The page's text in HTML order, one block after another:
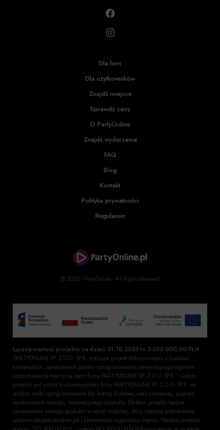
© 2026 - PartyOnline - All Rights reserved
Dla firm
Dla użytkowników
Znajdź miejsce
Sprawdź ceny
O PartyOnline
Znajdź wydarzenia
FAQ
Blog
Kontakt
Polityka prywatności
Regulamin
Łączna wartość projektu na dzień 31.10.2023 to 3 200 000,00 PLN
PARTYONLINE SP. Z O.O. SP.K. realizuje projekt dofinansowany z funduszy
europejskich „opracowanie pakietu oprogramowania zawierającego algorytm
rozpoznawania twarzy na rzecz firmy PARTYONLINE SP. Z O.O. SP.K.”. Celem
projektu jest wzrost konkurencyjności firmy PARTYONLINE SP. Z O.O. SP.K. na
polskim rynku oprogramowania dla branży klubowej oraz eventowej, poprzez
zaoferowanie nowego, innowacyjnego produktu. Efektem projektu będzie
opracowanie nowego produktu w wersji mobilnej, który znaczne podniesienie
zarówno bezpieczeństwo jak i efektywność organizacji imprez. Wartość projektu